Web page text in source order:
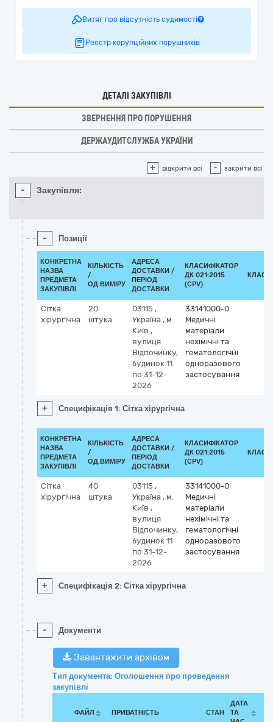
Витяг про відсутність судимості
Реєстр корупційних порушників
ДЕТАЛІ ЗАКУПІВЛІ
ЗВЕРНЕННЯ ПРО ПОРУШЕННЯ
ДЕРЖАУДИТСЛУЖБА УКРАЇНИ
+ відкрити всі - закрити всі
- Закупівля:
- Позиції
КОНКРЕТНА
НАЗВА
ПРЕДМЕТА
ЗАКУПІВЛІ
КІЛЬКІСТЬ
/
ОД.ВИМІРУ
АДРЕСА
ДОСТАВКИ /
ПЕРІОД
ДОСТАВКИ
КЛАСИФІКАТОР
ДК 021:2015
(CPV)
Сітка
хірургічна
20
штука
03115 ,
Україна , м.
Київ ,
вулиця
Відпочинку,
будинок 11
по 31-12-
2026
33141000-0
Медичні
матеріали
нехімічні та
гематологічні
одноразового
застосування
+ Специфікація 1: Сітка хірургічна
КОНКРЕТНА
НАЗВА
ПРЕДМЕТА
ЗАКУПІВЛІ
КІЛЬКІСТЬ
/
ОД.ВИМІРУ
АДРЕСА
ДОСТАВКИ /
ПЕРІОД
ДОСТАВКИ
КЛАСИФІКАТОР
ДК 021:2015
(CPV)
Сітка
хірургічна
40
штука
03115 ,
Україна , м.
Київ ,
вулиця
Відпочинку,
будинок 11
по 31-12-
2026
33141000-0
Медичні
матеріали
нехімічні та
гематологічні
одноразового
застосування
+ Специфікація 2: Сітка хірургічна
- Документи
Завантажити архівом
Тип документа: Оголошення про проведення
закупівлі
ФАЙЛ ПРИВАТНІСТЬ СТАН
ДАТА
ТА